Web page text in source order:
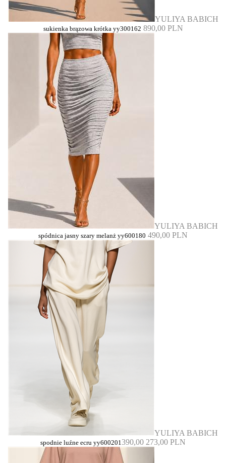
YULIYA BABICH
sukienka brązowa krótka yy300162 890,00 PLN
YULIYA BABICH
spódnica jasny szary melanż yy600180 490,00 PLN
YULIYA BABICH
spodnie luźne ecru yy600201390,00 273,00 PLN